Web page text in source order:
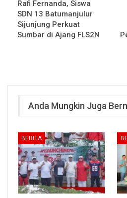
Rafi Fernanda, Siswa
SDN 13 Batumanjulur
Sijunjung Perkuat
Sumbar di Ajang FLS2N
Anda Mungkin Juga
BERITA